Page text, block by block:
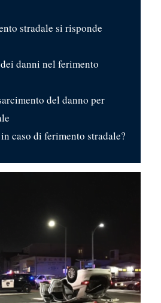
stradale si risponde
danni nel ferimento
del danno per
caso di ferimento stradale?